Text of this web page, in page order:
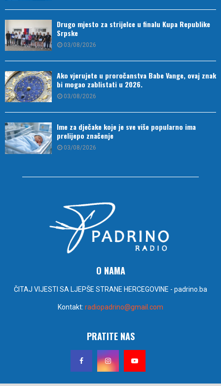
Drugo mjesto za strijelce u finalu Kupa Republike
Srpske
03/08/2026
Ako vjerujete u proročanstva Babe Vange, ovaj znak
bi mogao zablistati u 2026.
03/08/2026
Ime za dječake koje je sve više popularno ima
prelijepo značenje
03/08/2026
O NAMA
ČITAJ VIJESTI SA LJEPŠE STRANE HERCEGOVINE - padrino.ba
Kontakt: radiopadrino@gmail.com
PRATITE NAS